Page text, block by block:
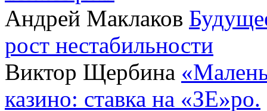
Андрей Маклаков
рост нестабильности
Виктор Щербина
казино: ставка на «ЗЕ»ро.